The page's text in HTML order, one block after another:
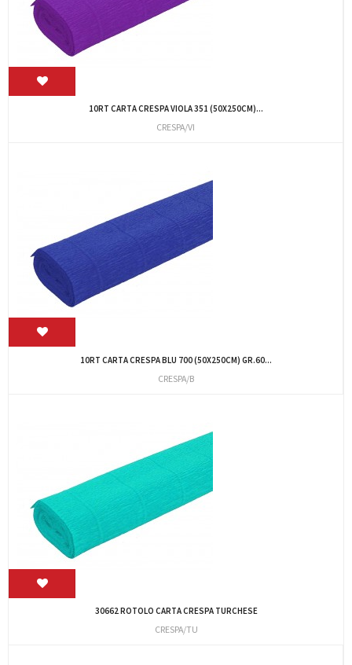
10RT CARTA CRESPA VIOLA 351 (50X250CM)...
CRESPA/VI
10RT CARTA CRESPA BLU 700 (50X250CM) GR.60...
CRESPA/B
30662 ROTOLO CARTA CRESPA TURCHESE
CRESPA/TU